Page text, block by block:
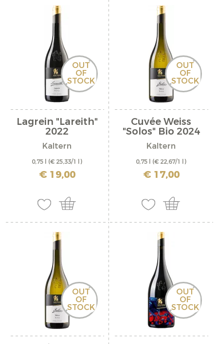
OUT
OF
STOCK
Lagrein "Lareith"
2022
Kaltern
0,75 l (€ 25,33/1 l)
inkl. MwSt. zzgl. Versandkosten
€ 19,00
OUT
OF
STOCK
Cuvée Weiss
"Solos" Bio 2024
Kaltern
0,75 l (€ 22,67/1 l)
inkl. MwSt. zzgl. Versandkosten
€ 17,00
OUT
OF
STOCK
OUT
OF
STOCK